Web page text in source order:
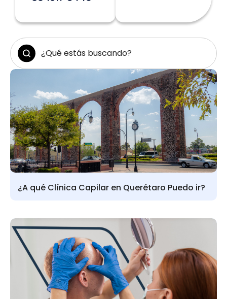
¿A qué Clínica Capilar en Querétaro Puedo ir?